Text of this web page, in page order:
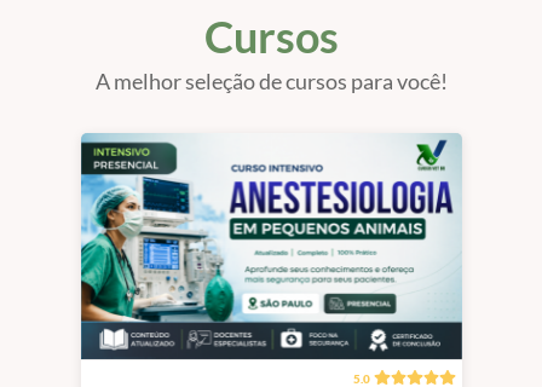
Cursos
A melhor seleção de cursos para você!
5.0